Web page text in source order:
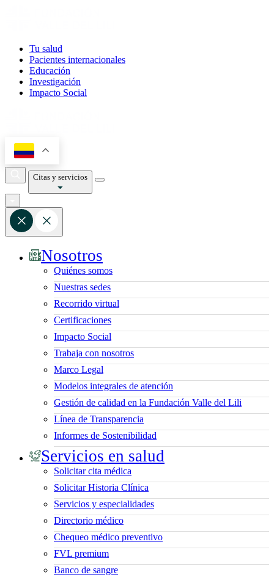
Tu salud
Pacientes internacionales
Educación
Investigación
Impacto Social
Citas y servicios
Nosotros
Quiénes somos
Nuestras sedes
Recorrido virtual
Certificaciones
Impacto Social
Trabaja con nosotros
Marco Legal
Modelos integrales de atención
Gestión de calidad en la Fundación Valle del Lili
Línea de Transparencia
Informes de Sostenibilidad
Servicios en salud
Solicitar cita médica
Solicitar Historia Clínica
Servicios y especialidades
Directorio médico
Chequeo médico preventivo
FVL premium
Banco de sangre